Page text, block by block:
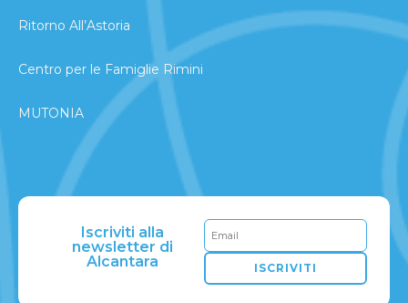
Ritorno All’Astoria
Centro per le Famiglie Rimini
MUTONIA
Iscriviti alla
newsletter di
Alcantara
ISCRIVITI